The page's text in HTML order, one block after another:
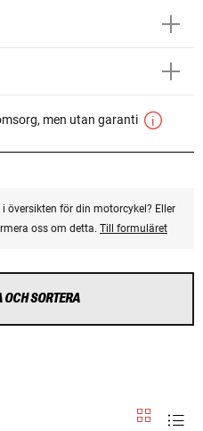
men utan garanti
översikten för din motorcykel? Eller
oss om detta. Till formuläret
OCH SORTERA